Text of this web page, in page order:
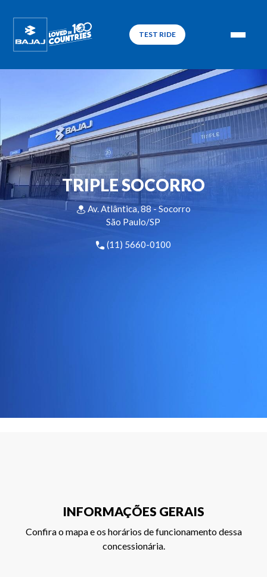
TEST RIDE
TRIPLE SOCORRO
Av. Atlântica, 88 - Socorro
São Paulo/SP
(11) 5660-0100
INFORMAÇÕES GERAIS
Confira o mapa e os horários de funcionamento dessa
concessionária.